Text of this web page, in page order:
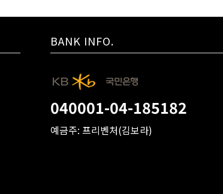
BANK INFO.
040001-04-185182
예금주: 프리벤처(김보라)